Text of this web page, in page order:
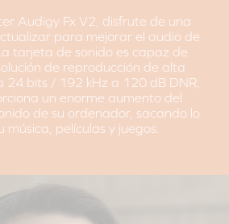
Audigy Fx V2, disfrute de una
para mejorar el audio de
tarjeta de sonido es capaz de
de reproducción de alta
24 bits / 192 kHz a 120 dB DNR,
un enorme aumento del
de su ordenador, sacando lo
música, películas y juegos.